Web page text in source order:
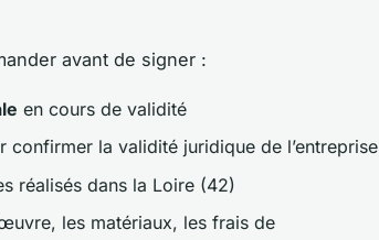
avant de signer :
en cours de validité
la validité juridique de l’entreprise
réalisés dans la Loire (42)
les matériaux, les frais de